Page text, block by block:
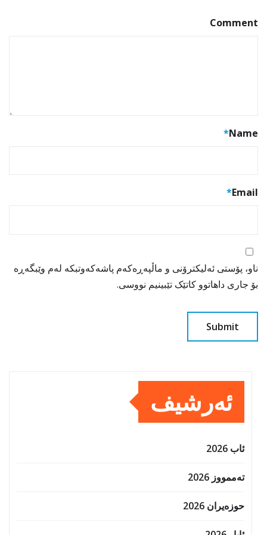
Comment
Name
*
Email
*
ناو، پۆستی ئەلیکترۆنی و ماڵپەڕەکەم پاشەکەوتبکە لەم وێبگەڕە
بۆ جاری داهاتوو کاتێک تێبینیم نووسی.
ئەرشیف
ئاب 2026
تەممووز 2026
حوزه‌یران 2026